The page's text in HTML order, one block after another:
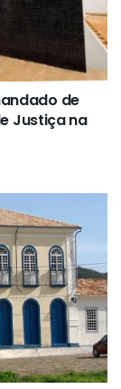
de
Justiça na